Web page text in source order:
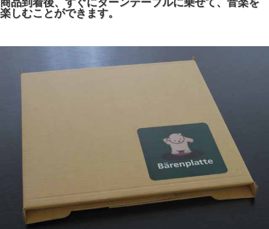
楽しむことができます。